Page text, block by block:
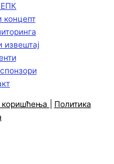
ЕПК
концепт
извештај
коришћења
Политика